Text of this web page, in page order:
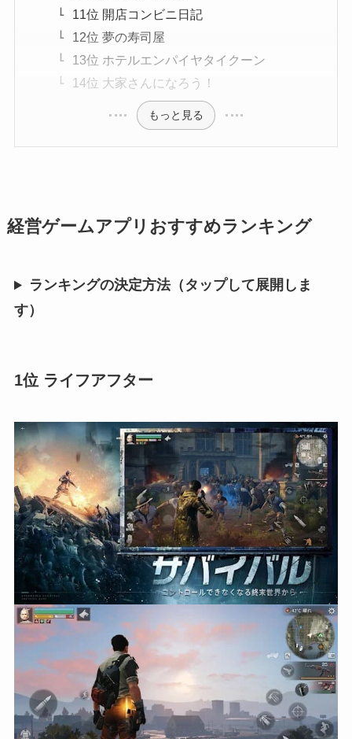
11位 開店コンビニ日記
12位 夢の寿司屋
13位 ホテルエンパイヤタイクーン
14位 大家さんになろう！
もっと見る
経営ゲームアプリおすすめランキング
ランキングの決定方法（タップして展開しま
す）
1位 ライフアフター